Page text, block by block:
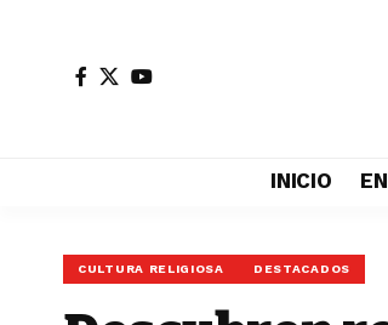
INICIO
CULTURA RELIGIOSA DESTACADOS